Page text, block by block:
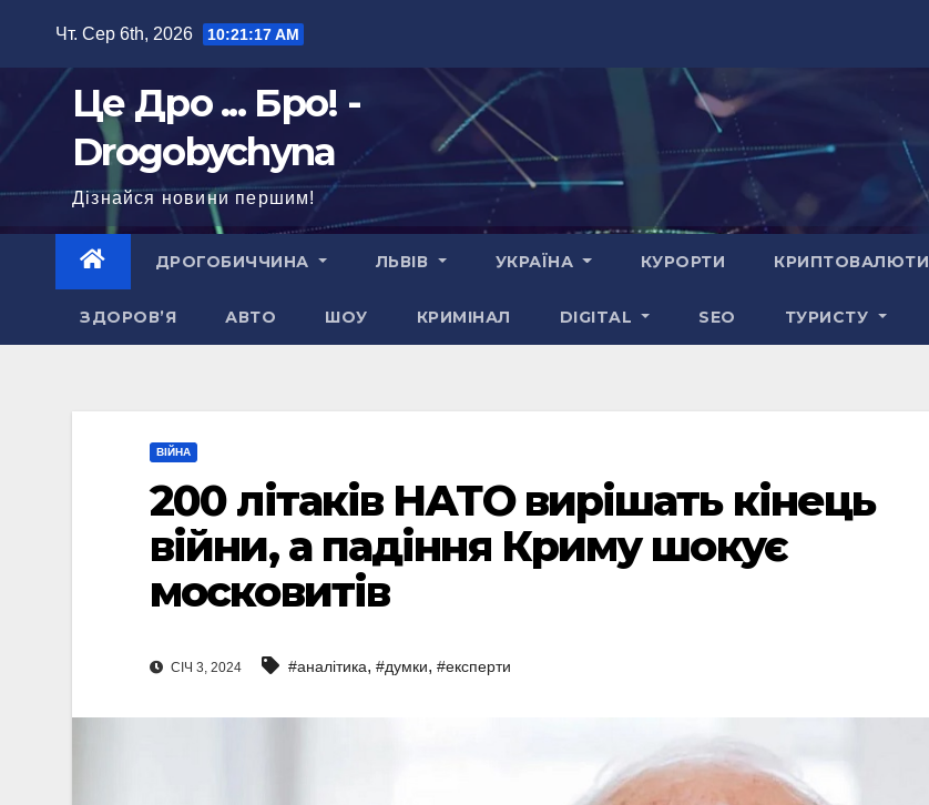
Чт. Сер 6th, 2026 10:21:18 AM
Це Дро ... Бро! -
Drogobychyna
Дізнайся новини першим!
ДРОГОБИЧЧИНА ЛЬВІВ УКРАЇНА КУРОРТИ КРИПТОВАЛЮТИ
ЗДОРОВ’Я АВТО ШОУ КРИМІНАЛ DIGITAL SEO ТУРИСТУ
ВІЙНА
200 літаків НАТО вирішать кінець
війни, а падіння Криму шокує
московитів
СІЧ 3, 2024 #аналітика, #думки, #експерти